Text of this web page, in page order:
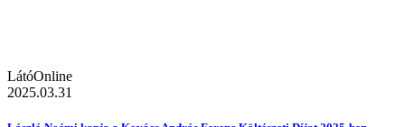
LátóOnline
2025.03.31